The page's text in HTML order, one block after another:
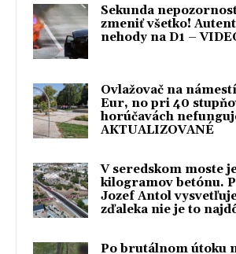
Sekunda
zmeniť všetko!
nehody na D1 –
Ovlažovač na
Eur, no pri 40
horúčavách
AKTUALIZOVANÉ
V seredskom moste
kilogramov betónu.
Jozef Antol
zďaleka nie je to
Po brutálnom útoku